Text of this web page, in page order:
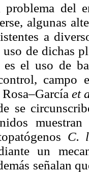
problema del
algunas
a
de dichas
el uso de
campo
Rosa–Garcíaet
se
C.
un
señalan